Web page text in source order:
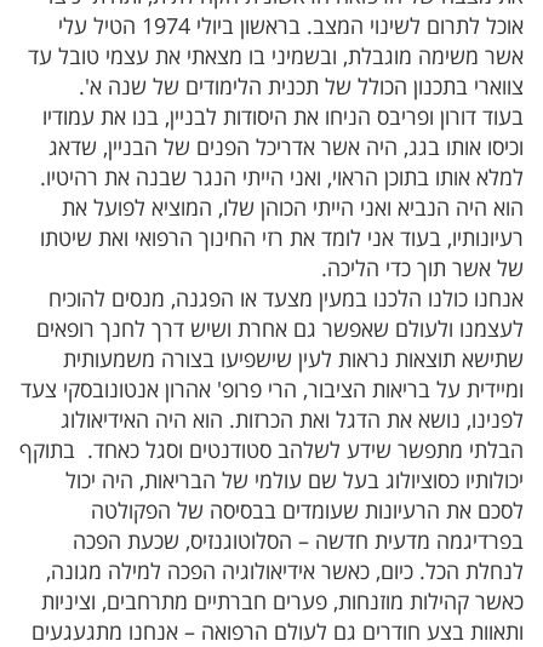
אוכל לתרום לשינוי המצב. בראשון ביולי 1974 הטיל עלי
אשר משימה מוגבלת, ובשמיני בו מצאתי את עצמי טובל עד
צווארי בתכנון הכולל של תכנית הלימודים של שנה א'.
בעוד דורון ופריבס הניחו את היסודות לבניין, בנו את עמודיו
וכיסו אותו בגג, היה אשר אדריכל הפנים של הבניין, שדאג
למלא אותו בתוכן הראוי, ואני הייתי הנגר שבנה את רהיטיו.
הוא היה הנביא ואני הייתי הכוהן שלו, המוציא לפועל את
רעיונותיו, בעוד אני לומד את רזי החינוך הרפואי ואת שיטתו
של אשר תוך כדי הליכה.
אנחנו כולנו הלכנו במעין מצעד או הפגנה, מנסים להוכיח
לעצמנו ולעולם שאפשר גם אחרת ושיש דרך לחנך רופאים
שתישא תוצאות נראות לעין שישפיעו בצורה משמעותית
ומיידית על בריאות הציבור, הרי פרופ' אהרון אנטונובסקי צעד
לפנינו, נושא את הדגל ואת הכרזות. הוא היה האידיאולוג
הבלתי מתפשר שידע לשלהב סטודנטים וסגל כאחד. בתוקף
יכולותיו כסוציולוג בעל שם עולמי של הבריאות, היה יכול
לסכם את הרעיונות שעומדים בבסיסה של הפקולטה
בפרדיגמה מדעית חדשה – הסלוטוגנזיס, שכעת הפכה
לנחלת הכל. כיום, כאשר אידיאולוגיה הפכה למילה מגונה,
כאשר קהילות מוזנחות, פערים חברתיים מתרחבים, וציניות
ותאוות בצע חודרים גם לעולם הרפואה – אנחנו מתגעגעים